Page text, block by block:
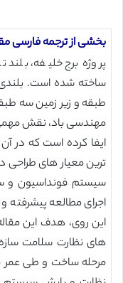
بخشی از ترجمه فارسی
پروژه برج خلیفه،
طبقه و زیر زمین سه
مهندسی باد، نقش
ایفا کرده است که در
ترین معیار های طراحی
سیستم فونداسیون و
اجرای مطالعه پیشرفته
این روی، هدف این
های نظارت سلامت سازه